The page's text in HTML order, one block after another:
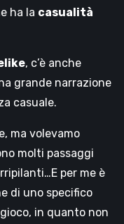
ha la casualità
, c’è anche
grande narrazione
casuale.
ma volevamo
molti passaggi
per me è
di uno specifico
in quanto non